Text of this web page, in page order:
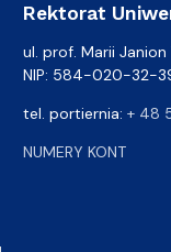
Rektorat
ul. prof. Marii
NIP: 584-020-32-
tel. portiernia: + 48
NUMERY KONT